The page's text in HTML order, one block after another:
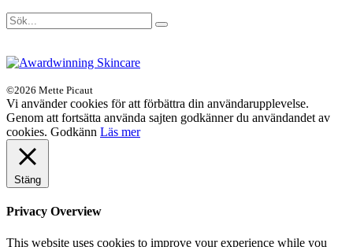
©2026 Mette Picaut
Vi använder cookies för att förbättra din användarupplevelse.
Genom att fortsätta använda sajten godkänner du användandet av
cookies. Godkänn Läs mer
Stäng
Privacy Overview
This website uses cookies to improve your experience while you